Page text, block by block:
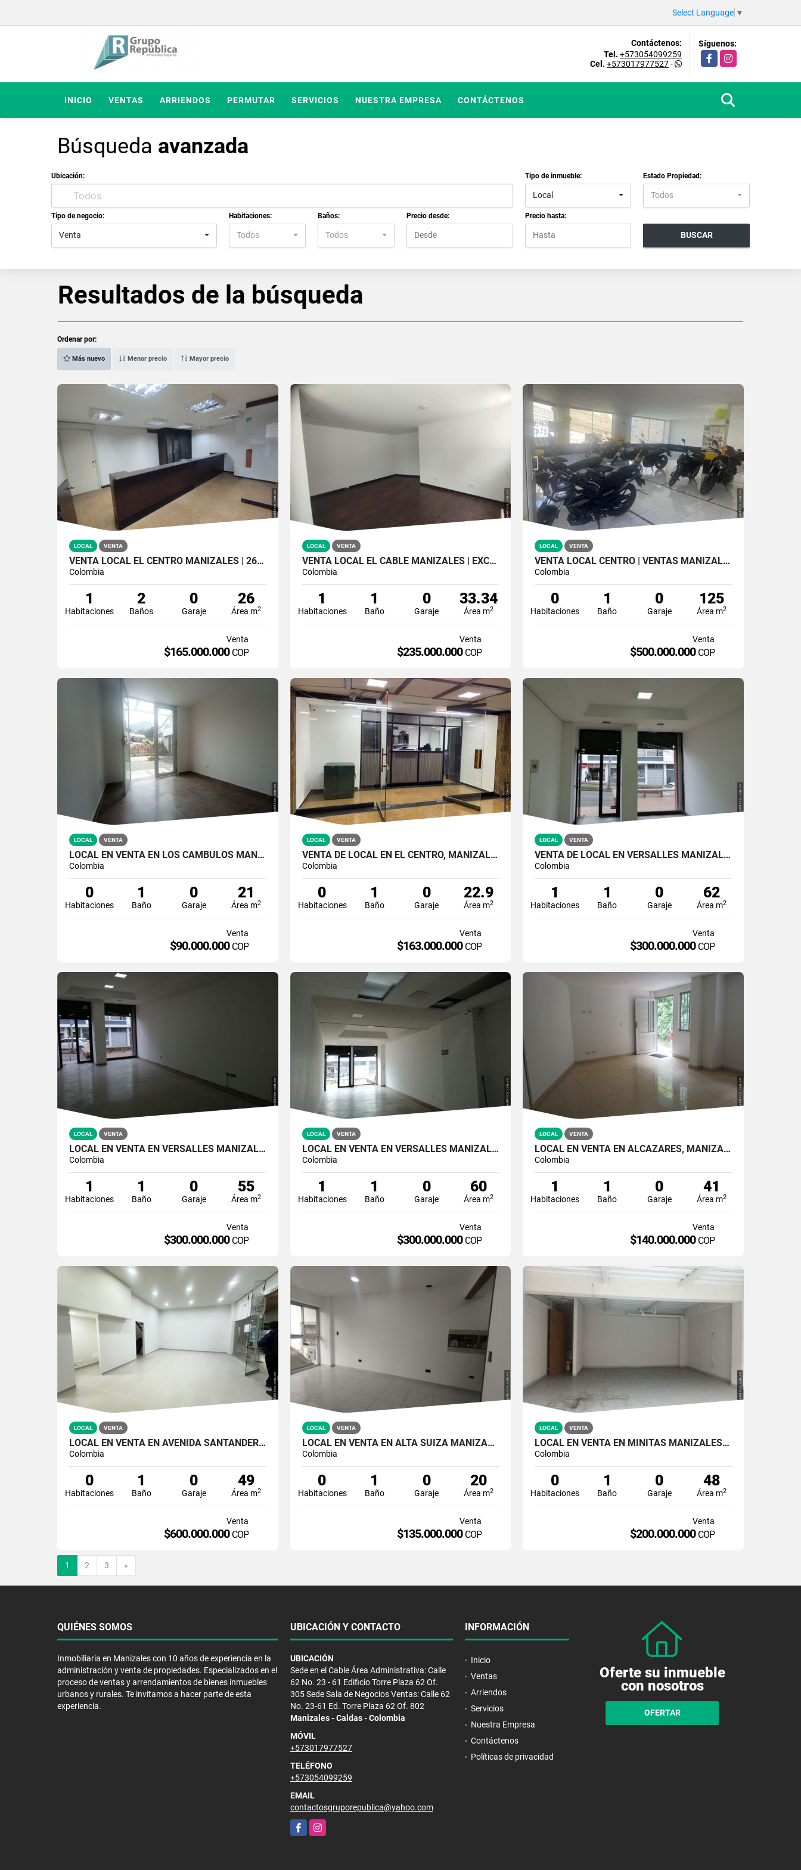
Select Language ▼
Contáctenos:
Tel. +573054099259
Cel. +573017977527-
Síguenos:
FacebookInstagram
INICIO VENTAS ARRIENDOS PERMUTAR SERVICIOS NUESTRA EMPRESA CONTÁCTENOS
Búsqueda avanzada
Ubicación: Tipo de inmueble:
Local
Estado Propiedad:
Todos
Tipo de negocio:
Venta
Habitaciones:
Todos
Baños:
Todos
Precio desde: Precio hasta:
BUSCAR
Resultados de la búsqueda
Ordenar por:
Más nuevo Menor precio Mayor precio
LOCAL VENTA
VENTA LOCAL EL CENTRO MANIZALES | 26MTS2
Colombia
1
Habitaciones
2
Baños
0
Garaje
26
Área m2
Venta
$165.000.000 COP
LOCAL VENTA
VENTA LOCAL EL CABLE MANIZALES | EXCELENTE ILUMINACION
Colombia
1
Habitaciones
1
Baño
0
Garaje
33.34
Área m2
Venta
$235.000.000 COP
LOCAL VENTA
VENTA LOCAL CENTRO | VENTAS MANIZALES
Colombia
0
Habitaciones
1
Baño
0
Garaje
125
Área m2
Venta
$500.000.000 COP
LOCAL VENTA
LOCAL EN VENTA EN LOS CÁMBULOS MANIZALES | VENTA LOCAL
Colombia
0
Habitaciones
1
Baño
0
Garaje
21
Área m2
Venta
$90.000.000 COP
LOCAL VENTA
VENTA DE LOCAL EN EL CENTRO, MANIZALES | LOCALES EN VENTA
Colombia
0
Habitaciones
1
Baño
0
Garaje
22.9
Área m2
Venta
$163.000.000 COP
LOCAL VENTA
VENTA DE LOCAL EN VERSALLES MANIZALES | VENTA LOCALES
Colombia
1
Habitaciones
1
Baño
0
Garaje
62
Área m2
Venta
$300.000.000 COP
LOCAL VENTA
LOCAL EN VENTA EN VERSALLES MANIZALES | VENTA LOCALES
Colombia
1
Habitaciones
1
Baño
0
Garaje
55
Área m2
Venta
$300.000.000 COP
LOCAL VENTA
LOCAL EN VENTA EN VERSALLES MANIZALES | VENTA LOCALES
Colombia
1
Habitaciones
1
Baño
0
Garaje
60
Área m2
Venta
$300.000.000 COP
LOCAL VENTA
LOCAL EN VENTA EN ALCÁZARES, MANIZALES | VENTA DE LOCALES
Colombia
1
Habitaciones
1
Baño
0
Garaje
41
Área m2
Venta
$140.000.000 COP
LOCAL VENTA
LOCAL EN VENTA EN AVENIDA SANTANDER MANIZALES | CABLE PLAZA
Colombia
0
Habitaciones
1
Baño
0
Garaje
49
Área m2
Venta
$600.000.000 COP
LOCAL VENTA
LOCAL EN VENTA EN ALTA SUIZA MANIZALES | LOCALES EN VENTA
Colombia
0
Habitaciones
1
Baño
0
Garaje
20
Área m2
Venta
$135.000.000 COP
LOCAL VENTA
LOCAL EN VENTA EN MINITAS MANIZALES | VENTA DE LOCALES
Colombia
0
Habitaciones
1
Baño
0
Garaje
48
Área m2
Venta
$200.000.000 COP
1 2 3 »
QUIÉNES SOMOS
Inmobiliaria en Manizales con 10 años de experiencia en la
administración y venta de propiedades. Especializados en el
proceso de ventas y arrendamientos de bienes inmuebles
urbanos y rurales. Te invitamos a hacer parte de esta
experiencia.
UBICACIÓN Y CONTACTO
UBICACIÓN
Sede en el Cable Área Administrativa: Calle
62 No. 23 - 61 Edificio Torre Plaza 62 Of.
305 Sede Sala de Negocios Ventas: Calle 62
No. 23-61 Ed. Torre Plaza 62 Of. 802
Manizales - Caldas - Colombia
MÓVIL
+573017977527
TELÉFONO
+573054099259
EMAIL
contactosgruporepublica@yahoo.com
FacebookInstagram
INFORMACIÓN
Inicio
Ventas
Arriendos
Servicios
Nuestra Empresa
Contáctenos
Políticas de privacidad
Oferte su inmueble
con nosotros
OFERTAR